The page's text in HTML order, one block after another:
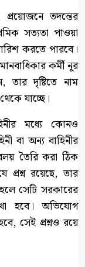
তদন্তের
সত্যতা পাওয়া
করতে পারবে।
কর্মী নূর
তার দৃষ্টিতে নাম
যাচ্ছে।
মধ্যে কোনও
বা অন্য বাহিনীর
তৈরি করা ঠিক
প্রশ্ন রয়েছে, তার
সেটি সরকারের
হবে। অভিযোগ
সেই প্রশ্নও রয়ে